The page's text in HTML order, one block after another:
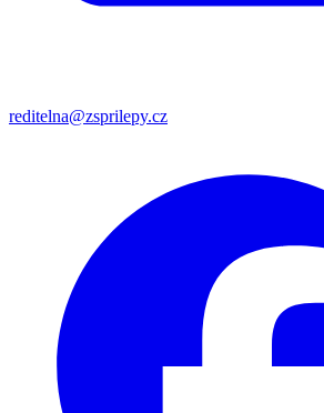
reditelna@zsprilepy.cz